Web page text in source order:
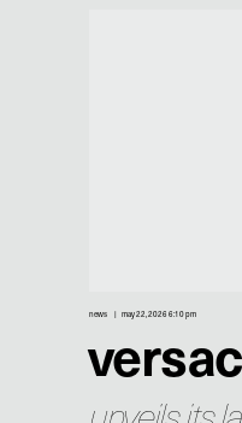
news may 22, 2026 6:10 pm